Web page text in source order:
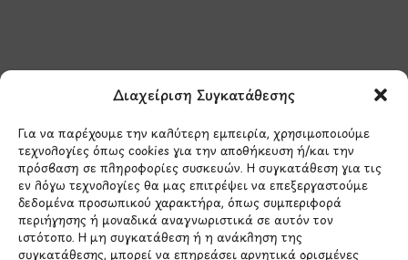
Διαχείριση Συγκατάθεσης
Για να παρέχουμε την καλύτερη εμπειρία, χρησιμοποιούμε
τεχνολογίες όπως cookies για την αποθήκευση ή/και την
πρόσβαση σε πληροφορίες συσκευών. Η συγκατάθεση για τις
εν λόγω τεχνολογίες θα μας επιτρέψει να επεξεργαστούμε
δεδομένα προσωπικού χαρακτήρα, όπως συμπεριφορά
περιήγησης ή μοναδικά αναγνωριστικά σε αυτόν τον
ιστότοπο. Η μη συγκατάθεση ή η ανάκληση της
συγκατάθεσης, μπορεί να επηρεάσει αρνητικά ορισμένες
Έχω διαβάσει και συμφωνώ με την
Πολιτική Απορρήτου